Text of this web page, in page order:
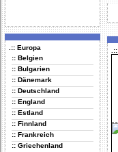
.:: Europa
:: Belgien
:: Bulgarien
:: Dänemark
:: Deutschland
:: England
:: Estland
:: Finnland
:: Frankreich
:: Griechenland